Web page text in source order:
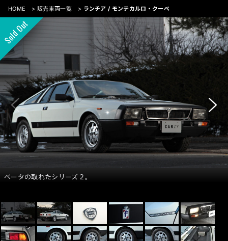
HOME > 販売車両一覧 > ランチア / モンテカルロ・クーペ
ベータの取れたシリーズ２。